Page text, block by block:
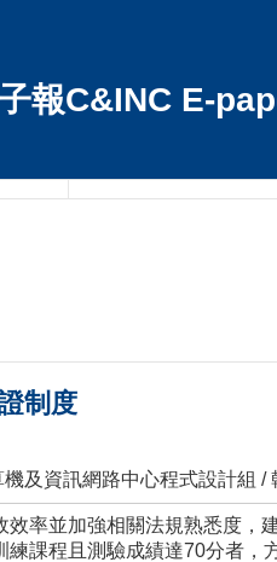
報C&INC E-
制度
及資訊網路中心程式設計組 /
效率並加強相關法規熟悉度，
練課程且測驗成績達70分者，